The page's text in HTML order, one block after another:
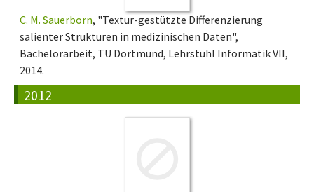
C. M. Sauerborn, "Textur-gestützte Differenzierung
salienter Strukturen in medizinischen Daten",
Bachelorarbeit, TU Dortmund, Lehrstuhl Informatik VII,
2014.
2012